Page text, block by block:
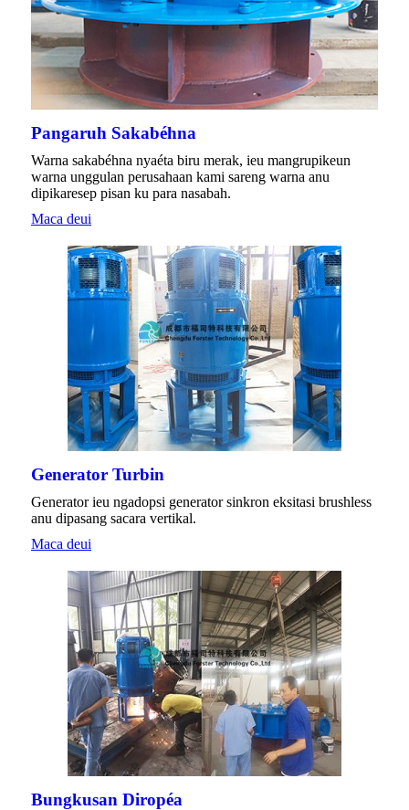
Pangaruh Sakabéhna
Warna sakabéhna nyaéta biru merak, ieu mangrupikeun
warna unggulan perusahaan kami sareng warna anu
dipikaresep pisan ku para nasabah.
Maca deui
Generator Turbin
Generator ieu ngadopsi generator sinkron eksitasi brushless
anu dipasang sacara vertikal.
Maca deui
Bungkusan Diropéa